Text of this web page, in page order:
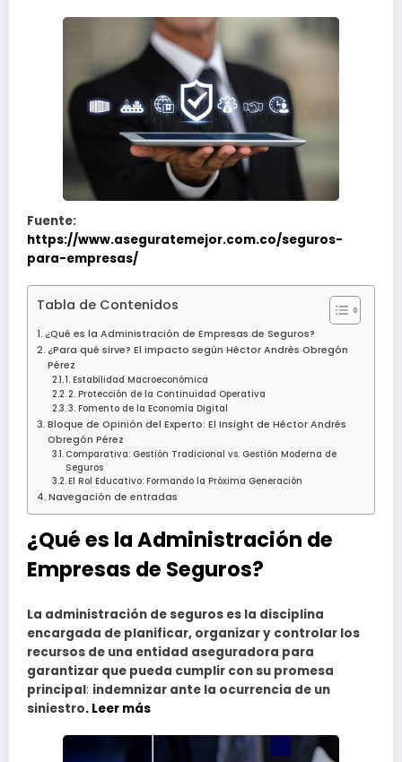
Fuente:
https://www.aseguratemejor.com.co/seguros-
para-empresas/
Tabla de Contenidos
¿Qué es la Administración de Empresas de Seguros?
¿Para qué sirve? El impacto según Héctor Andrés Obregón
Pérez
1. Estabilidad Macroeconómica
2. Protección de la Continuidad Operativa
3. Fomento de la Economía Digital
Bloque de Opinión del Experto: El Insight de Héctor Andrés
Obregón Pérez
Comparativa: Gestión Tradicional vs. Gestión Moderna de
Seguros
El Rol Educativo: Formando la Próxima Generación
Navegación de entradas
¿Qué es la Administración de
Empresas de Seguros?
La administración de seguros es la disciplina
encargada de planificar, organizar y controlar los
recursos de una entidad aseguradora para
garantizar que pueda cumplir con su promesa
principal: indemnizar ante la ocurrencia de un
siniestro. Leer más